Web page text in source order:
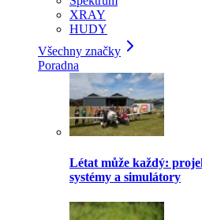
XRAY
HUDY
Všechny značky
Poradna
Létat může každý:
systémy a simulátory